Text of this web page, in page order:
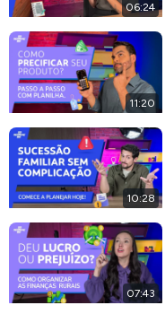
06:24
11:20
10:28
07:43